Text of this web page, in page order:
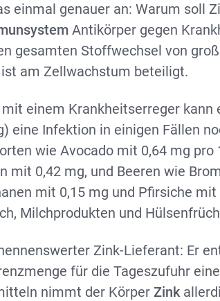
einmal genauer an: Warum soll
Antikörper gegen
gesamten Stoffwechsel von
am Zellwachstum beteiligt.
einem Krankheitserreger kann
eine Infektion in einigen Fällen
wie Avocado mit 0,64 mg
mit 0,42 mg, und Beeren wie
mit 0,15 mg und Pfirsiche
Milchprodukten und
Zink-Lieferant: Er
für die Tageszufuhr
nimmt der Körper Zink